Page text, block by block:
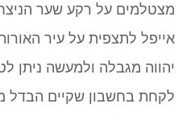
מצטלמים על רקע שער
אייפל לתצפית על עיר
יהווה מגבלה ולמעשה ניתן
לקחת בחשבון שקיים הבדל